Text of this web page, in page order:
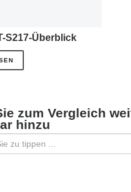
S217-Überblick
zum Vergleich
hinzu